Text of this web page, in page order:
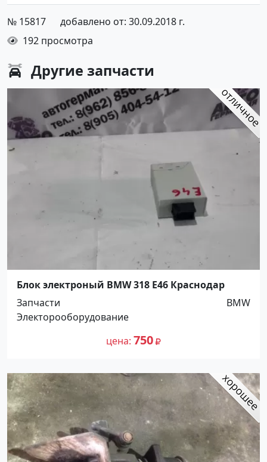
№ 15817
добавлено от: 30.09.2018 г.
192 просмотра
Другие запчасти
Блок электроный BMW 318 E46 Краснодар
Запчасти
BMW
Электорооборудование
цена 750